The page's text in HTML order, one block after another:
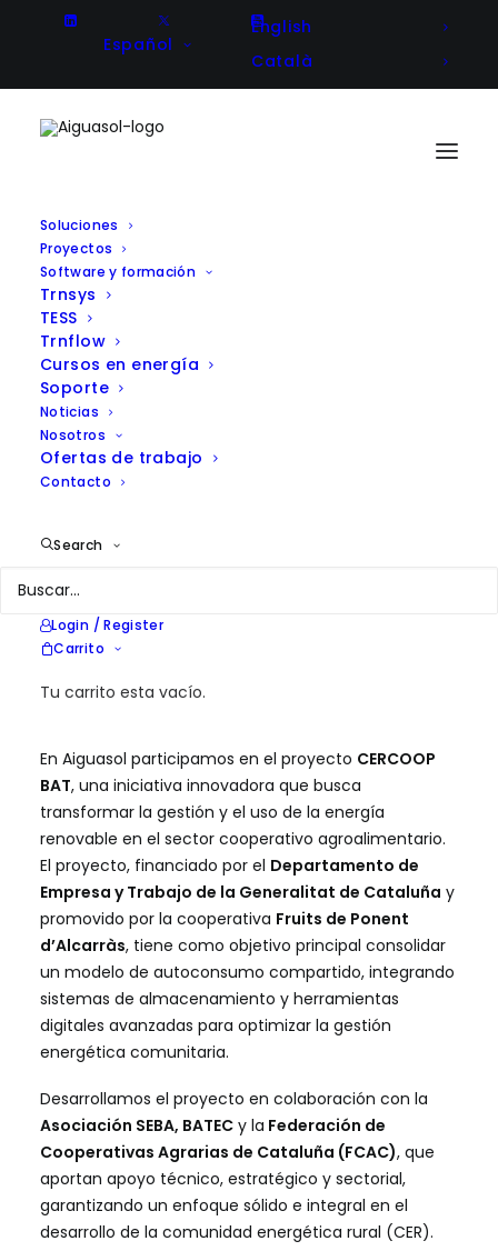
Español
English
Català
Soluciones
Proyectos
Software y formación
Trnsys
TESS
Trnflow
Cursos en energía
Soporte
Noticias
Nosotros
Ofertas de trabajo
Contacto
Search
Login / Register
Carrito
Tu carrito esta vacío.
CERCOOP BAT: Aiguasol impulsa
un software de gestión para
comunidades energéticas
rurales inteligentes
Client
Year
Services
En Aiguasol participamos en el proyecto CERCOOP
BAT, una iniciativa innovadora que busca
transformar la gestión y el uso de la energía
renovable en el sector cooperativo agroalimentario.
El proyecto, financiado por el Departamento de
Empresa y Trabajo de la Generalitat de Cataluña y
promovido por la cooperativa Fruits de Ponent
d’Alcarràs, tiene como objetivo principal consolidar
un modelo de autoconsumo compartido, integrando
sistemas de almacenamiento y herramientas
digitales avanzadas para optimizar la gestión
energética comunitaria.
Desarrollamos el proyecto en colaboración con la
Asociación SEBA, BATEC y la Federación de
Cooperativas Agrarias de Cataluña (FCAC), que
aportan apoyo técnico, estratégico y sectorial,
garantizando un enfoque sólido e integral en el
desarrollo de la comunidad energética rural (CER).